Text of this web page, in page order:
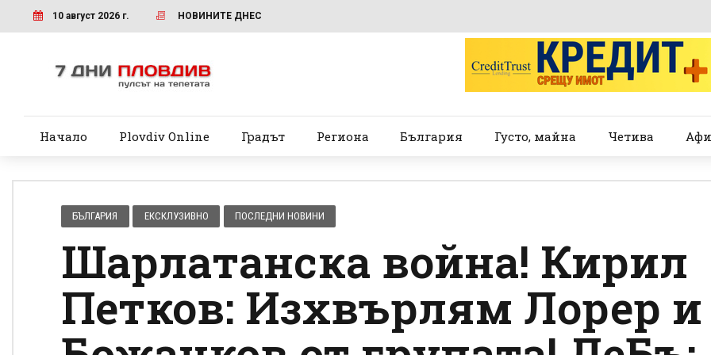
10 август 2026 г. НОВИНИТЕ ДНЕС
Начало Plovdiv Online Градът Региона България Густо, майна Четива
БЪЛГАРИЯ ЕКСКЛУЗИВНО ПОСЛЕДНИ НОВИНИ
Шарлатанска война! Кирил
Петков: Изхвърлям Лорер и